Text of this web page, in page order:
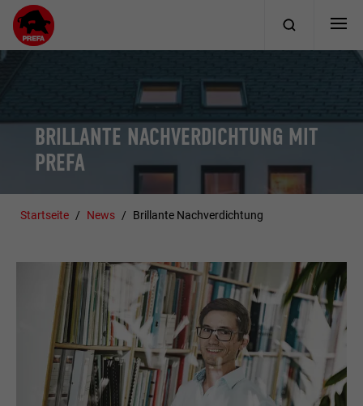
BRILLANTE NACHVERDICHTUNG MIT
PREFA
Startseite News Brillante Nachverdichtung